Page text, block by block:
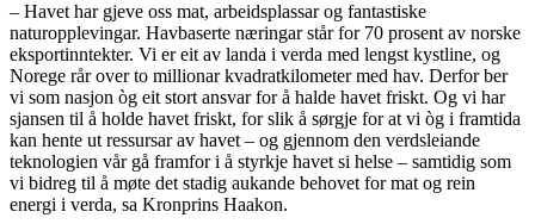
– Havet har gjeve oss mat, arbeidsplassar og fantastiske
naturopplevingar. Havbaserte næringar står for 70 prosent av norske
eksportinntekter. Vi er eit av landa i verda med lengst kystline, og
Norege rår over to millionar kvadratkilometer med hav. Derfor ber
vi som nasjon òg eit stort ansvar for å halde havet friskt. Og vi har
sjansen til å holde havet friskt, for slik å sørgje for at vi òg i framtida
kan hente ut ressursar av havet – og gjennom den verdsleiande
teknologien vår gå framfor i å styrkje havet si helse – samtidig som
vi bidreg til å møte det stadig aukande behovet for mat og rein
energi i verda, sa Kronprins Haakon.